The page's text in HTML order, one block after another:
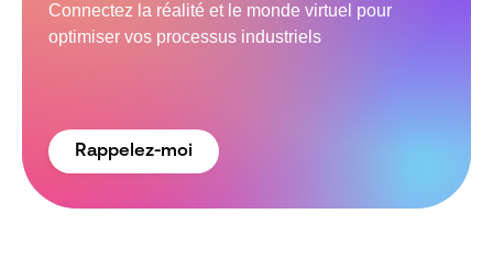
Connectez la réalité et le monde virtuel pour
optimiser vos processus industriels
Rappelez-moi